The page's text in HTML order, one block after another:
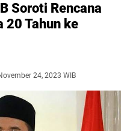
Soroti Rencana
20 Tahun ke
24, 2023 WIB